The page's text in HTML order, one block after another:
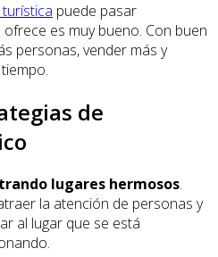
puede pasar
es muy bueno. Con buen
personas, vender más y
de
lugares hermosos.
la atención de personas y
al lugar que se está